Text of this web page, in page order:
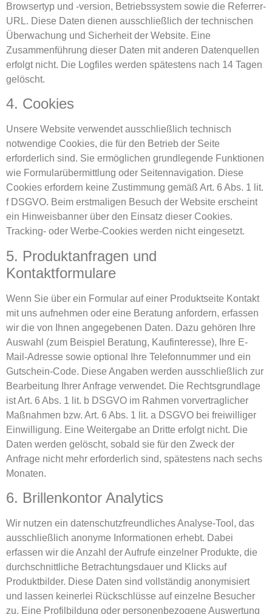
Browsertyp und -version, Betriebssystem sowie die Referrer-
URL. Diese Daten dienen ausschließlich der technischen
Überwachung und Sicherheit der Website. Eine
Zusammenführung dieser Daten mit anderen Datenquellen
erfolgt nicht. Die Logfiles werden spätestens nach 14 Tagen
gelöscht.
4. Cookies
Unsere Website verwendet ausschließlich technisch
notwendige Cookies, die für den Betrieb der Seite
erforderlich sind. Sie ermöglichen grundlegende Funktionen
wie Formularübermittlung oder Seitennavigation. Diese
Cookies erfordern keine Zustimmung gemäß Art. 6 Abs. 1 lit.
f DSGVO. Beim erstmaligen Besuch der Website erscheint
ein Hinweisbanner über den Einsatz dieser Cookies.
Tracking- oder Werbe-Cookies werden nicht eingesetzt.
5. Produktanfragen und
Kontaktformulare
Wenn Sie über ein Formular auf einer Produktseite Kontakt
mit uns aufnehmen oder eine Beratung anfordern, erfassen
wir die von Ihnen angegebenen Daten. Dazu gehören Ihre
Auswahl (zum Beispiel Beratung, Kaufinteresse), Ihre E-
Mail-Adresse sowie optional Ihre Telefonnummer und ein
Gutschein-Code. Diese Angaben werden ausschließlich zur
Bearbeitung Ihrer Anfrage verwendet. Die Rechtsgrundlage
ist Art. 6 Abs. 1 lit. b DSGVO im Rahmen vorvertraglicher
Maßnahmen bzw. Art. 6 Abs. 1 lit. a DSGVO bei freiwilliger
Einwilligung. Eine Weitergabe an Dritte erfolgt nicht. Die
Daten werden gelöscht, sobald sie für den Zweck der
Anfrage nicht mehr erforderlich sind, spätestens nach sechs
Monaten.
6. Brillenkontor Analytics
Wir nutzen ein datenschutzfreundliches Analyse-Tool, das
ausschließlich anonyme Informationen erhebt. Dabei
erfassen wir die Anzahl der Aufrufe einzelner Produkte, die
durchschnittliche Betrachtungsdauer und Klicks auf
Produktbilder. Diese Daten sind vollständig anonymisiert
und lassen keinerlei Rückschlüsse auf einzelne Besucher
zu. Eine Profilbildung oder personenbezogene Auswertung